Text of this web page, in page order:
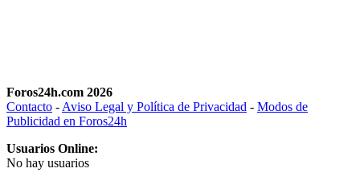
Foros24h.com 2026
Contacto - Aviso Legal y Política de Privacidad - Modos de
Publicidad en Foros24h
Usuarios Online:
No hay usuarios